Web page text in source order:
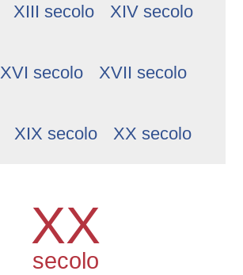
XIII secolo XIV secolo
XVI secolo XVII secolo
XIX secolo XX secolo
XX
secolo